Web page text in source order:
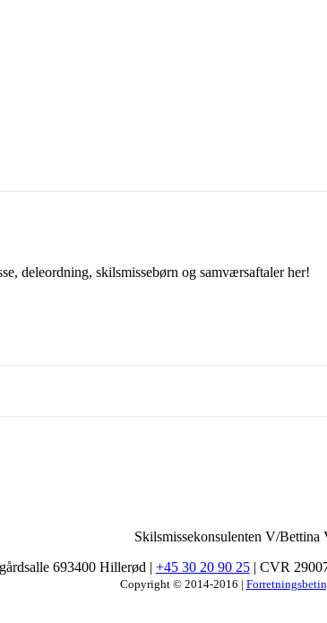
deleordning, skilsmissebørn og samværsaftaler her!
Skilsmissekonsulenten V/Bettina
693400 Hillerød | +45 30 20 90 25| CVR
Copyright © 2014-2016 |